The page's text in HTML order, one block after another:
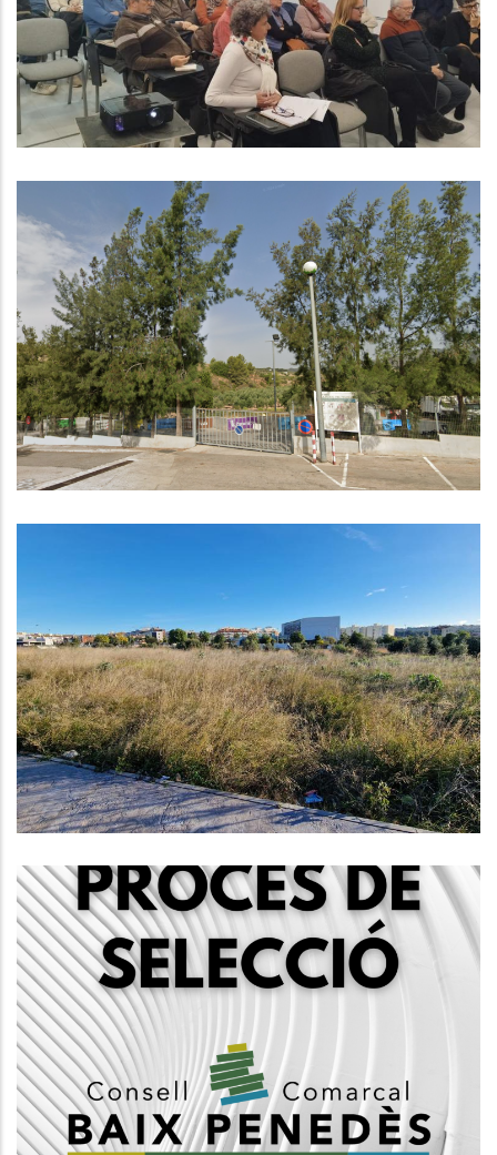
Altres
Demà 1 De Gener De 2025
Comença El Nou Servei De
Recollida I Transport De Residus
Al Baix Penedès
Medi
Nou Pas Per A La Construcció De
La Nova Seu Comarcal
Altres
NOU PROCÉS DE SELECCIÓ DE
PERSONAL PER A JOVES DEL
CONSELL COMARCAL DEL BAIX
PENEDÈS
Ocupació